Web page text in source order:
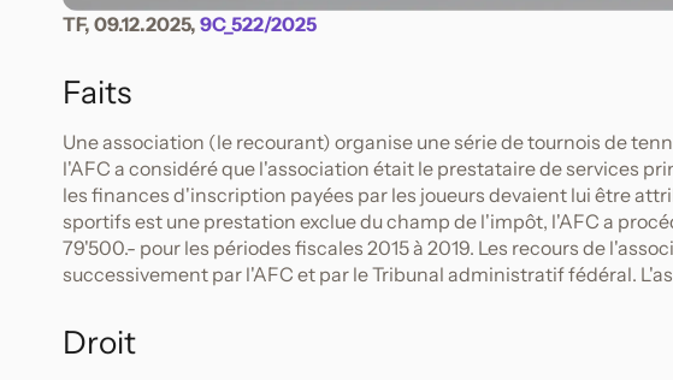
TF, 09.12.2025, 9C_522/2025
Faits
Une association (le recourant) organise une série de tournois de
l'AFC a considéré que l'association était le prestataire de services
les finances d'inscription payées par les joueurs devaient lui être
sportifs est une prestation exclue du champ de l'impôt, l'AFC a
79'500.- pour les périodes fiscales 2015 à 2019. Les recours de
successivement par l'AFC et par le Tribunal administratif fédéral.
Droit